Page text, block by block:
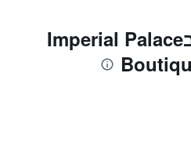
הטבות ושירותים בImperial Palace